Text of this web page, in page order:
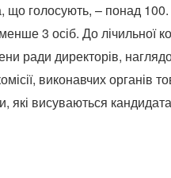
що голосують, – понад 100.
3 осіб. До лічильної
ради директорів,
виконавчих органів
які висуваються